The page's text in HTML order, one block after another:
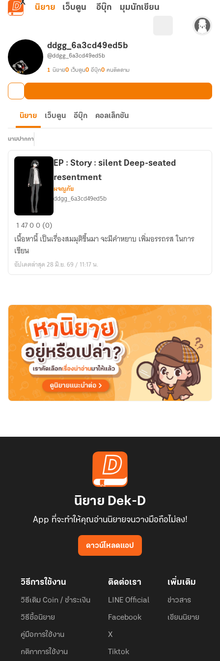
ข้ามไปยังเนื้อหาหลัก
นิยาย เว็บตูน อีบุ๊ก มุมนักเขียน
ddgg_6a3cd49ed5b
@ddgg_6a3cd49ed5b
1 นิยาย0 เว็บตูน0 อีบุ๊ก0 คนติดตาม
นิยาย เว็บตูน อีบุ๊ก คอลเล็กชัน
นามปากกา
EP
Story
:
silent
resentment
EP : Story : silent Deep-seated
resentment
ผจญภัย
ddgg_6a3cd49ed5b
14700 (0)
เนื้อหานี้ เป็นเรื่องสมมุติขึ้นมา จะมีคำหยาบ เพิ่มอรรถรส ในการ
เขียน
อัปเดตล่าสุด 28 มิ.ย. 69 / 11:17 น.
นิยาย Dek-D
App ที่จะทำให้คุณอ่านนิยายจนวางมือถือไม่ลง!
ดาวน์โหลดแอป
วิธีการใช้งาน
วิธีเติม Coin / ชำระเงิน
วิธีซื้อนิยาย
คู่มือการใช้งาน
กติกาการใช้งาน
ติดต่อเรา
LINE Official
Facebook
X
Tiktok
เพิ่มเติม
ข่าวสาร
เขียนนิยาย